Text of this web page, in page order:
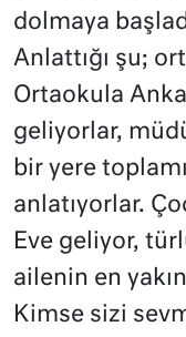
dolmaya
Anlattığı şu;
Ortaokula
geliyorlar,
bir yere
anlatıyorlar.
Eve geliyor,
ailenin en
Kimse sizi